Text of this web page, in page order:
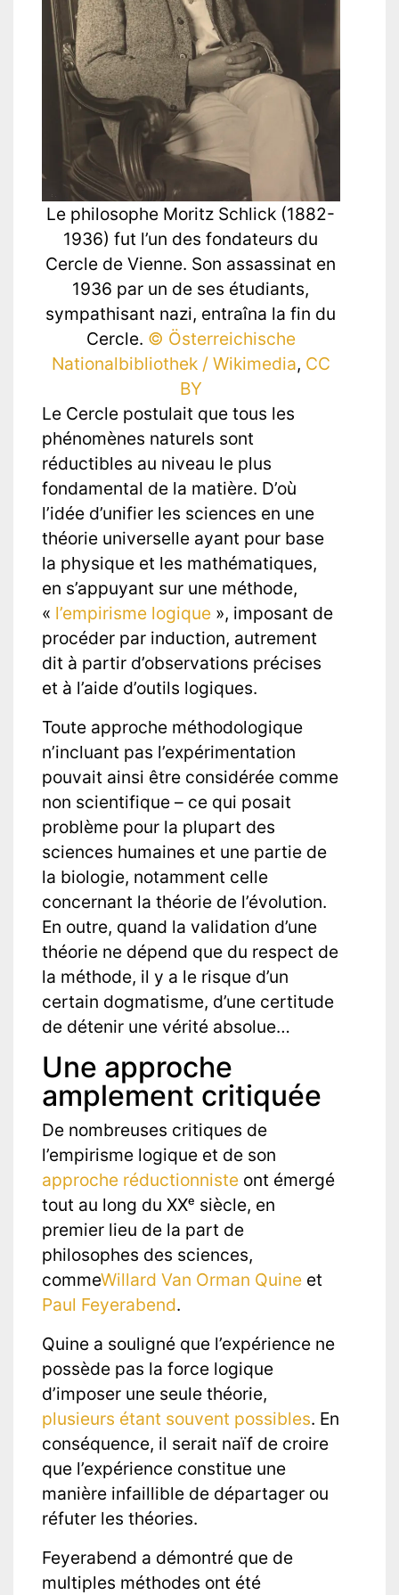
Le philosophe Moritz Schlick (1882-
1936) fut l’un des fondateurs du
Cercle de Vienne. Son assassinat en
1936 par un de ses étudiants,
sympathisant nazi, entraîna la fin du
Cercle. © Österreichische
Nationalbibliothek / Wikimedia, CC
BY
Le Cercle postulait que tous les
phénomènes naturels sont
réductibles au niveau le plus
fondamental de la matière. D’où
l’idée d’unifier les sciences en une
théorie universelle ayant pour base
la physique et les mathématiques,
en s’appuyant sur une méthode,
« l’empirisme logique », imposant de
procéder par induction, autrement
dit à partir d’observations précises
et à l’aide d’outils logiques.
Toute approche méthodologique
n’incluant pas l’expérimentation
pouvait ainsi être considérée comme
non scientifique – ce qui posait
problème pour la plupart des
sciences humaines et une partie de
la biologie, notamment celle
concernant la théorie de l’évolution.
En outre, quand la validation d’une
théorie ne dépend que du respect de
la méthode, il y a le risque d’un
certain dogmatisme, d’une certitude
de détenir une vérité absolue…
Une approche
amplement critiquée
De nombreuses critiques de
l’empirisme logique et de son
approche réductionniste ont émergé
tout au long du XXᵉ siècle, en
premier lieu de la part de
philosophes des sciences,
commeWillard Van Orman Quine et
Paul Feyerabend.
Quine a souligné que l’expérience ne
possède pas la force logique
d’imposer une seule théorie,
plusieurs étant souvent possibles. En
conséquence, il serait naïf de croire
que l’expérience constitue une
manière infaillible de départager ou
réfuter les théories.
Feyerabend a démontré que de
multiples méthodes ont été